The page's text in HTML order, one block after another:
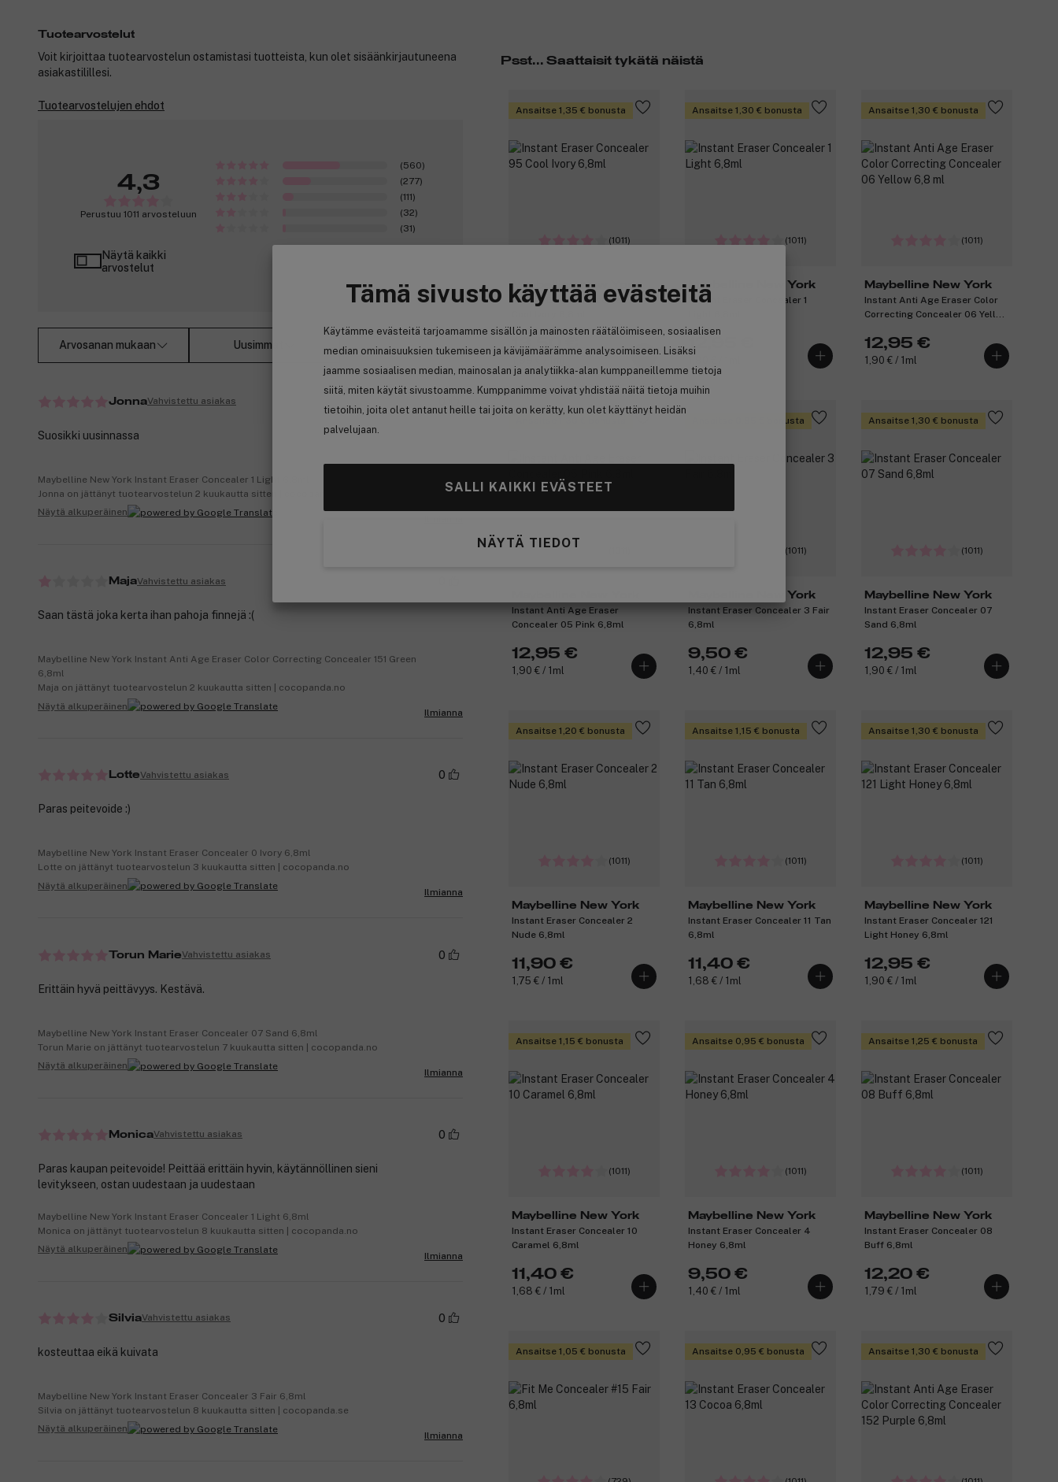
Tämä sivusto käyttää evästeitä
Käytämme evästeitä tarjoamamme sisällön ja mainosten räätälöimiseen, sosiaalisen
median ominaisuuksien tukemiseen ja kävijämäärämme analysoimiseen. Lisäksi
jaamme sosiaalisen median, mainosalan ja analytiikka-alan kumppaneillemme tietoja
siitä, miten käytät sivustoamme. Kumppanimme voivat yhdistää näitä tietoja muihin
tietoihin, joita olet antanut heille tai joita on kerätty, kun olet käyttänyt heidän
palvelujaan.
SALLI KAIKKI EVÄSTEET
NÄYTÄ TIEDOT
Psst... Saattaisit tykätä näistä
Ansaitse 1,35 € bonusta
(1011)
Maybelline New York
Instant Eraser Concealer 95
13,50 €
1,99 € / 1ml
Ansaitse 1,30 € bonusta
(1011)
Maybelline New York
Instant Eraser Concealer 1
12,95 €
Ansaitse 1,30 € bonusta
(1011)
Maybelline New York
Instant Anti Age Eraser Color
Correcting Concealer 06 Yellow
12,95 €
1,90 € / 1ml
Instant Anti Age Eraser
Concealer 05 Pink 6,8ml
12,95 €
1,90 € / 1ml
Ansaitse 0,95 € bonusta
(1011)
Maybelline New York
Instant Eraser Concealer 3 Fair
6,8ml
9,50 €
1,40 € / 1ml
Ansaitse 1,30 € bonusta
(1011)
Maybelline New York
Instant Eraser Concealer 07
Sand 6,8ml
12,95 €
1,90 € / 1ml
Ansaitse 1,20 € bonusta
(1011)
Maybelline New York
Instant Eraser Concealer 2
Nude 6,8ml
11,90 €
1,75 € / 1ml
Ansaitse 1,15 € bonusta
(1011)
Maybelline New York
Instant Eraser Concealer 11 Tan
6,8ml
11,40 €
1,68 € / 1ml
Ansaitse 1,30 € bonusta
(1011)
Maybelline New York
Instant Eraser Concealer 121
Light Honey 6,8ml
12,95 €
1,90 € / 1ml
Ansaitse 1,15 € bonusta
(1011)
Maybelline New York
Instant Eraser Concealer 10
Caramel 6,8ml
11,40 €
1,68 € / 1ml
Ansaitse 0,95 € bonusta
(1011)
Maybelline New York
Instant Eraser Concealer 4
Honey 6,8ml
9,50 €
1,40 € / 1ml
Ansaitse 1,25 € bonusta
(1011)
Maybelline New York
Instant Eraser Concealer 08
Buff 6,8ml
12,20 €
1,79 € / 1ml
Ansaitse 1,05 € bonusta Ansaitse 0,95 € bonusta Ansaitse 1,30 € bonusta
Tuotearvostelut
Voit kirjoittaa tuotearvostelun ostamistasi tuotteista, kun olet sisäänkirjautuneena
asiakastilillesi.
Tuotearvostelujen ehdot
4,3
Perustuu 1011 arvosteluun
(560)
(277)
(111)
(32)
(31)
Näytä kaikki
arvostelut
Arvosanan mukaan Uusimmat
JonnaVahvistettu asiakas
Suosikki uusinnassa
Maybelline New York Instant Eraser Concealer 1 Light 6,8ml
Jonna on jättänyt tuotearvostelun 2 kuukautta sitten | cocopanda.se
Näytä alkuperäinen
MajaVahvistettu asiakas
Saan tästä joka kerta ihan pahoja finnejä :(
Maybelline New York Instant Anti Age Eraser Color Correcting Concealer 151 Green
6,8ml
Maja on jättänyt tuotearvostelun 2 kuukautta sitten | cocopanda.no
Näytä alkuperäinen
Ilmianna
LotteVahvistettu asiakas 0
Paras peitevoide :)
Maybelline New York Instant Eraser Concealer 0 Ivory 6,8ml
Lotte on jättänyt tuotearvostelun 3 kuukautta sitten | cocopanda.no
Näytä alkuperäinen
Ilmianna
Torun MarieVahvistettu asiakas 0
Erittäin hyvä peittävyys. Kestävä.
Maybelline New York Instant Eraser Concealer 07 Sand 6,8ml
Torun Marie on jättänyt tuotearvostelun 7 kuukautta sitten | cocopanda.no
Näytä alkuperäinen
Ilmianna
MonicaVahvistettu asiakas 0
Paras kaupan peitevoide! Peittää erittäin hyvin, käytännöllinen sieni
levitykseen, ostan uudestaan ja uudestaan
Maybelline New York Instant Eraser Concealer 1 Light 6,8ml
Monica on jättänyt tuotearvostelun 8 kuukautta sitten | cocopanda.no
Näytä alkuperäinen
Ilmianna
SilviaVahvistettu asiakas 0
kosteuttaa eikä kuivata
Maybelline New York Instant Eraser Concealer 3 Fair 6,8ml
Silvia on jättänyt tuotearvostelun 8 kuukautta sitten | cocopanda.se
Näytä alkuperäinen
Ilmianna